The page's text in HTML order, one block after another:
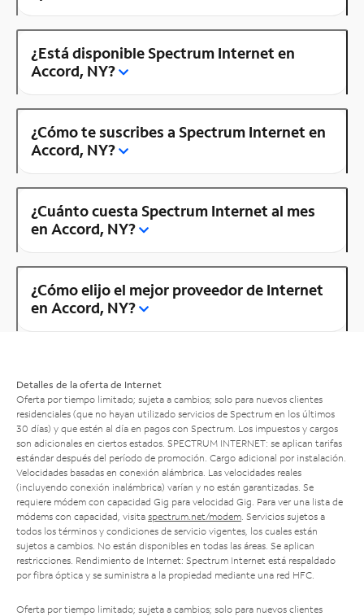
¿Está disponible Spectrum Internet en
Accord, NY?
¿Cómo te suscribes a Spectrum Internet en
Accord, NY?
¿Cuánto cuesta Spectrum Internet al mes
en Accord, NY?
¿Cómo elijo el mejor proveedor de Internet
en Accord, NY?
Detalles de la oferta de Internet
Oferta por tiempo limitado; sujeta a cambios; solo para nuevos clientes
residenciales (que no hayan utilizado servicios de Spectrum en los últimos
30 días) y que estén al día en pagos con Spectrum. Los impuestos y cargos
son adicionales en ciertos estados. SPECTRUM INTERNET: se aplican tarifas
estándar después del período de promoción. Cargo adicional por instalación.
Velocidades basadas en conexión alámbrica. Las velocidades reales
(incluyendo conexión inalámbrica) varían y no están garantizadas. Se
requiere módem con capacidad Gig para velocidad Gig. Para ver una lista de
módems con capacidad, visita spectrum.net/modem . Servicios sujetos a
todos los términos y condiciones de servicio vigentes, los cuales están
sujetos a cambios. No están disponibles en todas las áreas. Se aplican
restricciones. Rendimiento de Internet: Spectrum Internet está respaldado
por fibra óptica y se suministra a la propiedad mediante una red HFC.
Oferta por tiempo limitado; sujeta a cambios; solo para nuevos clientes